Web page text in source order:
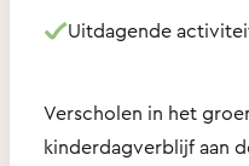
Uitdagende
Verscholen in het
kinderdagverblijf aan